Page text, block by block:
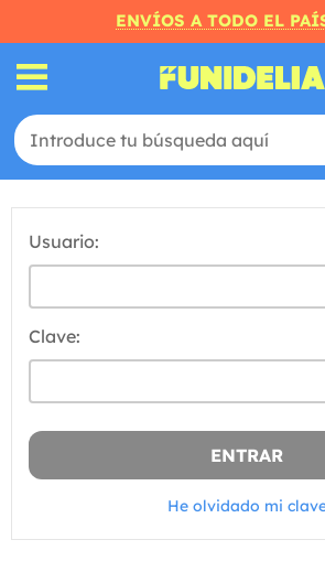
ENVÍOS A TODO EL
Usuario:
Clave:
He olvidado mi